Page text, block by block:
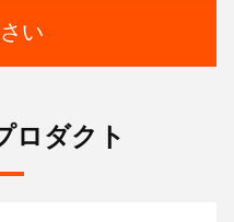
い
ロダクト